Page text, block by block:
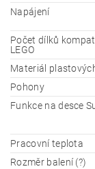
Napájení
Počet dílků
LEGO
Materiál
Pohony
Funkce na desce
Pracovní teplota
Rozměr balení (?)